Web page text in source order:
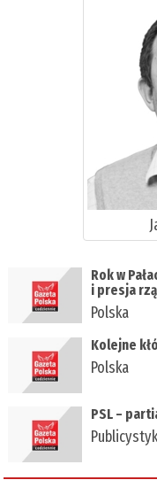
Rok w
i presja
Polska
Kolejne
Polska
PSL –